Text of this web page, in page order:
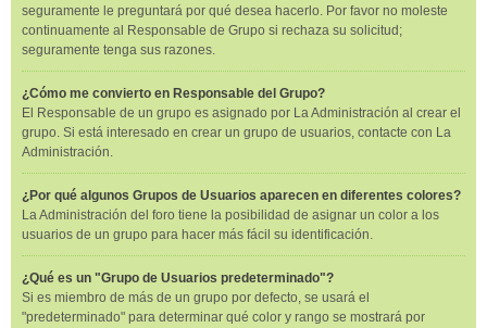
seguramente le preguntará por qué desea hacerlo. Por favor no moleste
continuamente al Responsable de Grupo si rechaza su solicitud;
seguramente tenga sus razones.
¿Cómo me convierto en Responsable del Grupo?
El Responsable de un grupo es asignado por La Administración al crear el
grupo. Si está interesado en crear un grupo de usuarios, contacte con La
Administración.
¿Por qué algunos Grupos de Usuarios aparecen en diferentes colores?
La Administración del foro tiene la posibilidad de asignar un color a los
usuarios de un grupo para hacer más fácil su identificación.
¿Qué es un "Grupo de Usuarios predeterminado"?
Si es miembro de más de un grupo por defecto, se usará el
"predeterminado" para determinar qué color y rango se mostrará por